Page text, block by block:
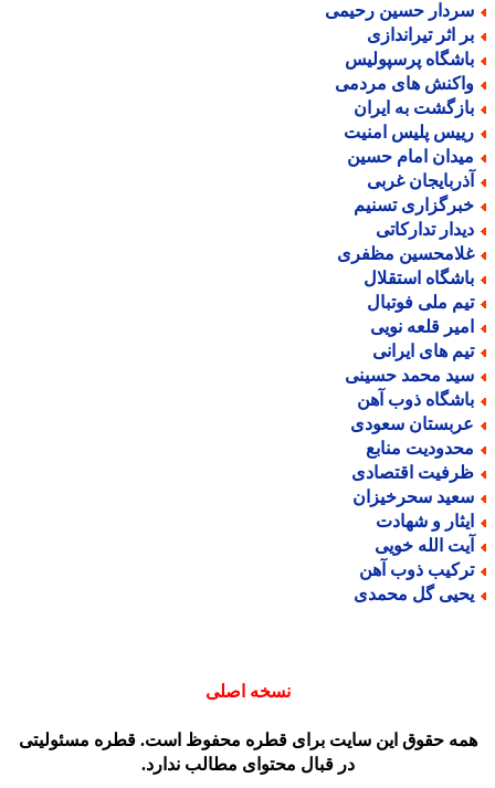
حسین رحیمی
اثر تیراندازی
پرسپولیس
های مردمی
به ایران
پلیس امنیت
امام حسین
غربی
تسنیم
تدارکاتی
مظفری
استقلال
ملی فوتبال
قلعه نویی
های ایرانی
محمد حسینی
ذوب آهن
سعودی
منابع
اقتصادی
سحرخیزان
و شهادت
الله خویی
ذوب آهن
گل محمدی
نسخه اصلی
حقوق این سایت برای قطره محفوظ است. قطره مسئولیتی
در قبال محتوای مطالب ندارد.